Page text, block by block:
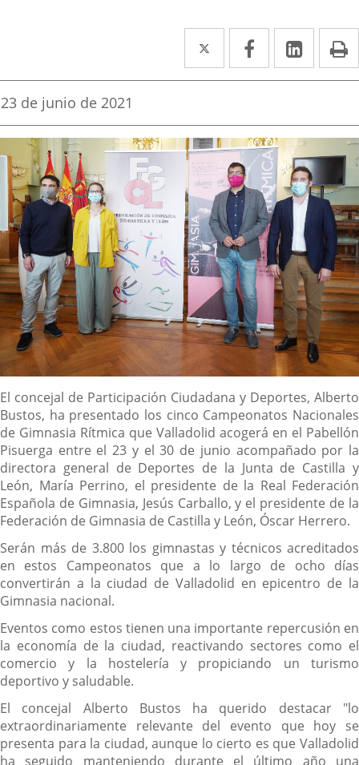
Twitter
Enlace
a
aplicación
externa.
Facebook
Enlace
a
aplicación
externa.
Enlace
a
Fecha
la
noticia
23 de junio de 2021
Contenido
El concejal de Participación Ciudadana y Deportes, Alberto
Bustos, ha presentado los cinco Campeonatos Nacionales
de Gimnasia Rítmica que Valladolid acogerá en el Pabellón
Pisuerga entre el 23 y el 30 de junio acompañado por la
directora general de Deportes de la Junta de Castilla y
León, María Perrino, el presidente de la Real Federación
Española de Gimnasia, Jesús Carballo, y el presidente de la
Federación de Gimnasia de Castilla y León, Óscar Herrero.
Serán más de 3.800 los gimnastas y técnicos acreditados
en estos Campeonatos que a lo largo de ocho días
convertirán a la ciudad de Valladolid en epicentro de la
Gimnasia nacional.
Eventos como estos tienen una importante repercusión en
la economía de la ciudad, reactivando sectores como el
comercio y la hostelería y propiciando un turismo
deportivo y saludable.
El concejal Alberto Bustos ha querido destacar "lo
extraordinariamente relevante del evento que hoy se
presenta para la ciudad, aunque lo cierto es que Valladolid
ha seguido manteniendo durante el último año una